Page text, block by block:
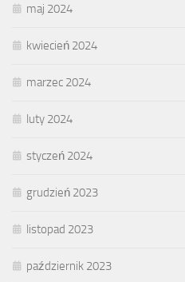
maj 2024
kwiecień 2024
marzec 2024
luty 2024
styczeń 2024
grudzień 2023
listopad 2023
październik 2023